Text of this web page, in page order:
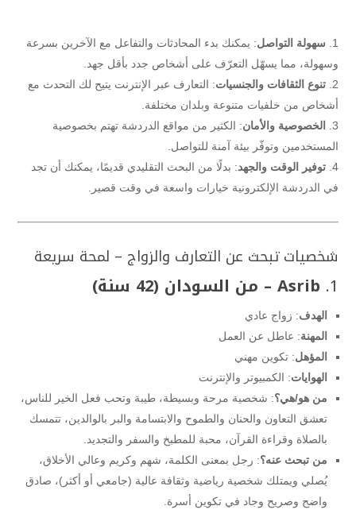
سهولة التواصل: يمكنك بدء المحادثات والتفاعل مع الآخرين بسرعة
وسهولة، مما يسهّل التعرّف على أشخاص جدد بأقل جهد.
تنوع الثقافات والجنسيات: التعارف عبر الإنترنت يتيح لك التحدث مع
أشخاص من خلفيات متنوعة وبلدان مختلفة.
الخصوصية والأمان: الكثير من مواقع الدردشة تهتم بخصوصية
المستخدمين وتوفّر بيئة آمنة للتواصل.
توفير الوقت والجهد: بدلًا من البحث التقليدي قديمًا، يمكنك أن تجد
في الدردشة الإلكترونية خيارات واسعة في وقت قصير.
شخصيات تبحث عن التعارف والزواج – لمحة سريعة
1. Asrib – من السودان (42 سنة)
الهدف: زواج عادي
المهنة: عاطل عن العمل
المؤهل: تكوين مهني
الهوايات: الكمبيوتر والإنترنت
من هو/هي؟: شخصية مرحة وبسيطة، طيبة وتحب فعل الخير للناس،
تعشق التعاون والحنان والطموح والابتسامة والبر بالوالدين، تتمسك
بالصلاة وقراءة القرآن، محبة للمطبخ والسفر والتجديد.
من تبحث عنه؟: رجل بمعنى الكلمة، شهم وكريم وعالي الأخلاق،
يُصلي ويمتلك شخصية رياضية وثقافة عالية (جامعي أو أكثر)، صادق
واضح وصريح وجاد في تكوين أسرة.